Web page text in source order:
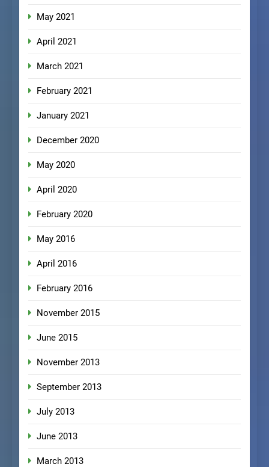
May 2021
April 2021
March 2021
February 2021
January 2021
December 2020
May 2020
April 2020
February 2020
May 2016
April 2016
February 2016
November 2015
June 2015
November 2013
September 2013
July 2013
June 2013
March 2013